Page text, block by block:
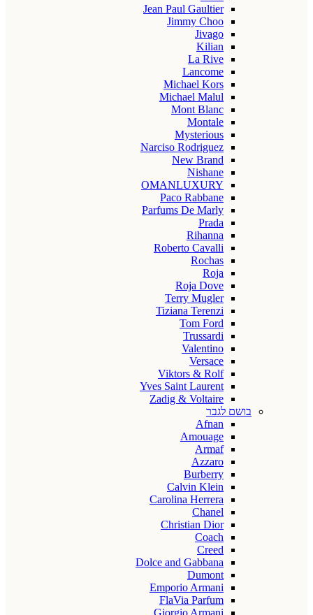
Jean Paul Gaultier
Jimmy Choo
Jivago
Kilian
La Rive
Lancome
Michael Kors
Michael Malul
Mont Blanc
Montale
Mysterious
Narciso Rodriguez
New Brand
Nishane
OMANLUXURY
Paco Rabbane
Parfums De Marly
Prada
Rihanna
Roberto Cavalli
Rochas
Roja
Roja Dove
Terry Mugler
Tiziana Terenzi
Tom Ford
Trussardi
Valentino
Versace
Viktors & Rolf
Yves Saint Laurent
Zadig & Voltaire
בושם לגבר
Afnan
Amouage
Armaf
Azzaro
Burberry
Calvin Klein
Carolina Herrera
Chanel
Christian Dior
Coach
Creed
Dolce and Gabbana
Dumont
Emporio Armani
FlaVia Parfum
Giorgio Armani